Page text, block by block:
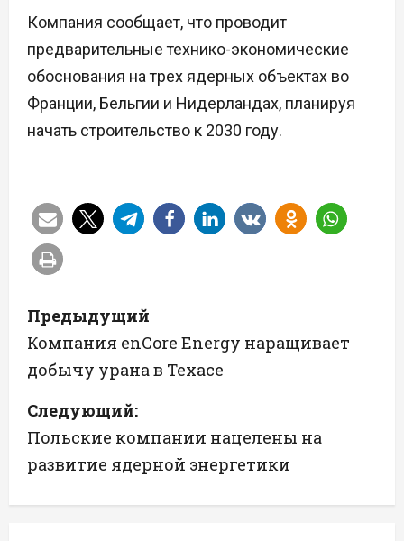
Компания сообщает, что проводит
предварительные технико-экономические
обоснования на трех ядерных объектах во
Франции, Бельгии и Нидерландах, планируя
начать строительство к 2030 году.
Н
а
в
и
г
а
Предыдущий
Компания enCore Energy наращивает
добычу урана в Техасе
Следующий:
Польские компании нацелены на
развитие ядерной энергетики